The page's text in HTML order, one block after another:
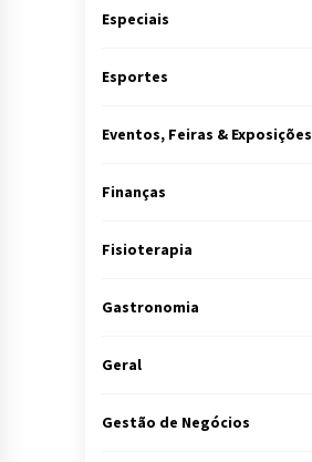
Especiais
Esportes
Eventos, Feiras & Exposições
Finanças
Fisioterapia
Gastronomia
Geral
Gestão de Negócios